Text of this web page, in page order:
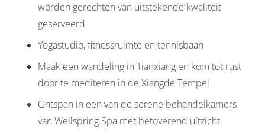
worden gerechten van uitstekende kwaliteit
geserveerd
Yogastudio, fitnessruimte en tennisbaan
Maak een wandeling in Tianxiang en kom tot rust
door te mediteren in de Xiangde Tempel
Ontspan in een van de serene behandelkamers
van Wellspring Spa met betoverend uitzicht